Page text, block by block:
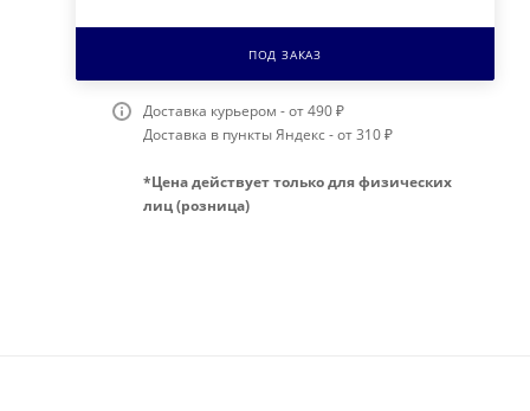
ПОД ЗАКАЗ
Доставка курьером - от 490 ₽
Доставка в пункты Яндекс - от 310 ₽
*Цена действует только для физических
лиц (розница)